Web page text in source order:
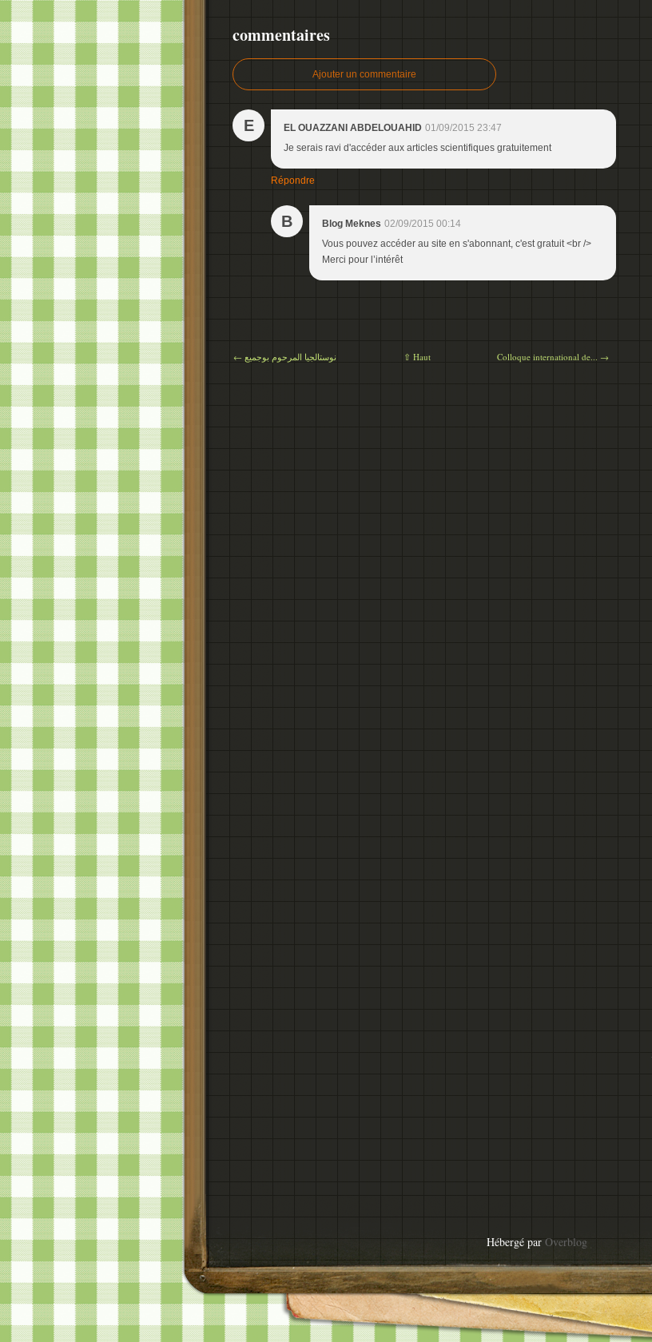
commentaires
Ajouter un commentaire
E EL OUAZZANI ABDELOUAHID 01/09/2015 23:47
Je serais ravi d'accéder aux articles scientifiques gratuitement
Répondre
B Blog Meknes 02/09/2015 00:14
Vous pouvez accéder au site en s'abonnant, c'est gratuit <br />
Merci pour l’intérêt
← نوستالجيا المرحوم بوجميع ⇧ Haut Colloque international de... →
Hébergé par Overblog